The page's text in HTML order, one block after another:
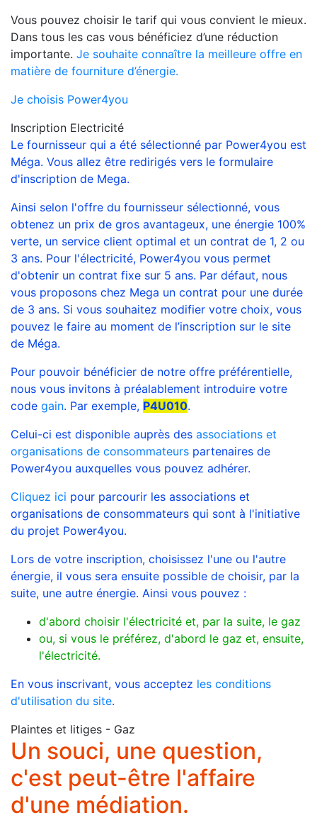
Vous pouvez choisir le tarif qui vous convient le mieux.
Dans tous les cas vous bénéficiez d’une réduction
importante. Je souhaite connaître la meilleure offre en
matière de fourniture d’énergie.
Je choisis Power4you
Inscription Electricité
Le fournisseur qui a été sélectionné par Power4you est
Méga. Vous allez être redirigés vers le formulaire
d'inscription de Mega.
Ainsi selon l'offre du fournisseur sélectionné, vous
obtenez un prix de gros avantageux, une énergie 100%
verte, un service client optimal et un contrat de 1, 2 ou
3 ans. Pour l'électricité, Power4you vous permet
d'obtenir un contrat fixe sur 5 ans. Par défaut, nous
vous proposons chez Mega un contrat pour une durée
de 3 ans. Si vous souhaitez modifier votre choix, vous
pouvez le faire au moment de l’inscription sur le site
de Méga.
Pour pouvoir bénéficier de notre offre préférentielle,
nous vous invitons à préalablement introduire votre
code gain. Par exemple, P4U010.
Celui-ci est disponible auprès des associations et
organisations de consommateurs partenaires de
Power4you auxquelles vous pouvez adhérer.
Cliquez ici pour parcourir les associations et
organisations de consommateurs qui sont à l'initiative
du projet Power4you.
Lors de votre inscription, choisissez l'une ou l'autre
énergie, il vous sera ensuite possible de choisir, par la
suite, une autre énergie. Ainsi vous pouvez :
d'abord choisir l'électricité et, par la suite, le gaz
ou, si vous le préférez, d'abord le gaz et, ensuite,
l'électricité.
En vous inscrivant, vous acceptez les conditions
d'utilisation du site.
Plaintes et litiges - Gaz
Un souci, une question,
c'est peut-être l'affaire
d'une médiation.